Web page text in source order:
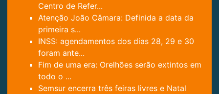
Centro de Refer...
Atenção João Câmara: Definida a data da
primeira s...
INSS: agendamentos dos dias 28, 29 e 30
foram ante...
Fim de uma era: Orelhões serão extintos em
todo o ...
Semsur encerra três feiras livres e Natal